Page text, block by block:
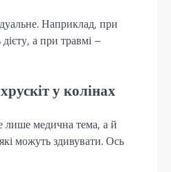
Наприклад, при
а при травмі –
у колінах
лише медична тема, а й
можуть здивувати. Ось